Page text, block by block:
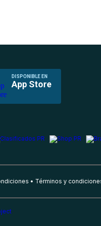
DISPONIBLE EN
App Store
Términos y